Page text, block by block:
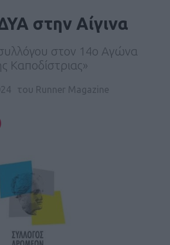
στην Αίγινα
στον 14ο Αγώνα
Καποδίστριας»
του Runner Magazine